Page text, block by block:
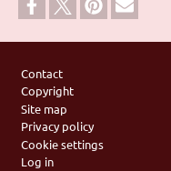
Contact
Copyright
Site map
Privacy policy
Cookie settings
Log in